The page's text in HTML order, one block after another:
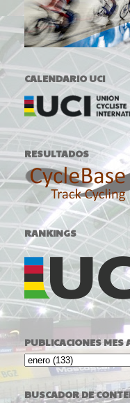
CALENDARIO UCI
RESULTADOS
RANKINGS
PUBLICACIONES MES
BUSCADOR DE